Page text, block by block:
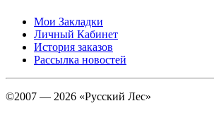
Мои Закладки
Личный Кабинет
История заказов
Рассылка новостей
©2007 — 2026 «Русский Лес»